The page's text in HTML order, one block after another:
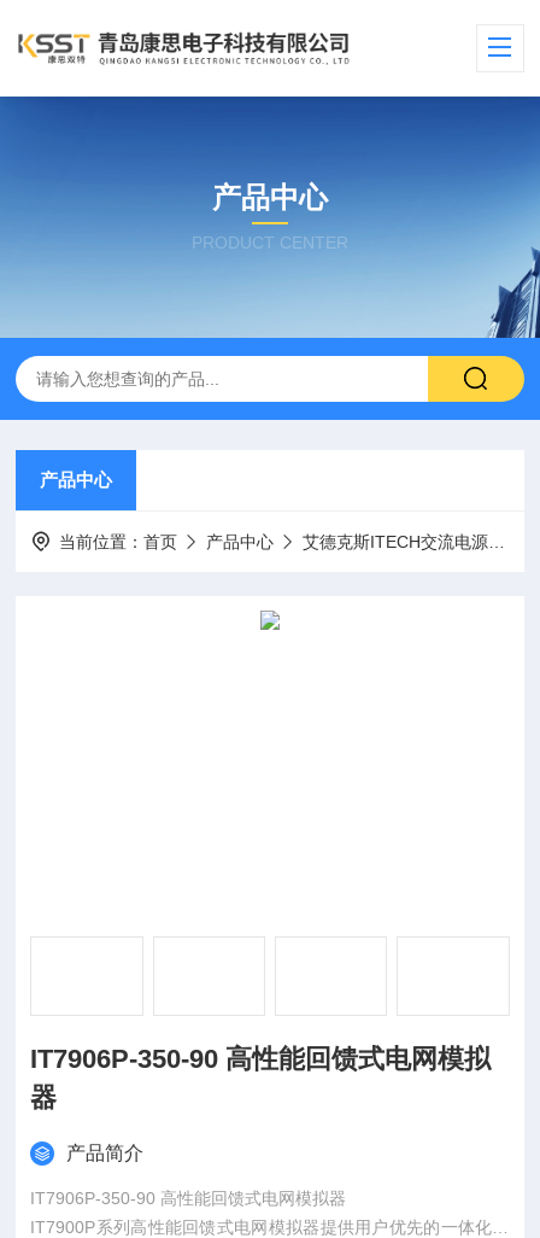
产品中心
PRODUCT CENTER
产品中心
当前位置：首页 产品中心 艾德克斯ITECH交流电源
IT7906P-350-90 高性能回馈式电网模拟
器
产品简介
IT7906P-350-90 高性能回馈式电网模拟器
IT7900P系列高性能回馈式电网模拟器提供用户优先的一体化测